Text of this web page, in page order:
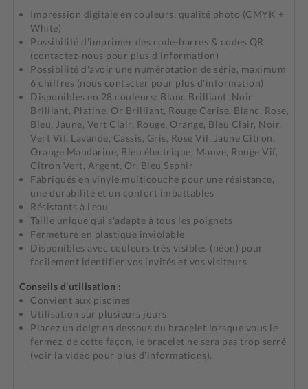
Impression digitale en couleurs, qualité photo (CMYK +
White)
Possibilité d'imprimer des code-barres & codes QR
(contactez-nous pour plus d'information)
Possibilité d'avoir une numérotation de série, maximum
6 chiffres (nous contacter pour plus d'information)
Disponibles en 28 couleurs: Blanc Brilliant, Noir
Brilliant, Platine, Or Brilliant, Rouge Cerise, Blanc, Rose,
Bleu, Jaune, Vert Clair, Rouge, Orange, Bleu Clair, Noir,
Vert Vif, Lavande, Cassis, Gris, Rose Vif, Jaune Citron,
Orange Mandarine, Bleu électrique, Mauve, Rouge Vif,
Citron Vert, Argent, Or, Bleu Saphir
Fabriqués en vinyle multicouche pour une résistance,
une durabilité et un confort imbattables
Résistants à l'eau
Taille unique qui s'adapte à tous les poignets
Fermeture en plastique inviolable
Disponibles avec couleurs très visibles (néon) pour
facilement identifier vos invités et vos visiteurs
Conseils d’utilisation :
Convient aux piscines
Utilisation sur plusieurs jours
Placez un doigt en dessous du bracelet lorsque vous le
fermez, de cette façon, le bracelet ne sera pas trop serré
(voir la vidéo pour plus d’informations).